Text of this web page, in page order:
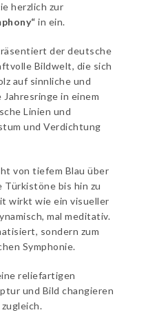
herzlich zur
in ein.
der deutsche
Bildwelt, die sich
auf sinnliche und
in einem
Linien und
und Verdichtung
von tiefem Blau über
Türkistöne bis hin zu
wirkt wie ein visueller
mal meditativ.
sondern zum
Symphonie.
reliefartigen
und Bild changieren